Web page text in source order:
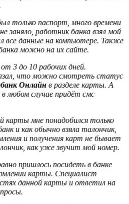
только паспорт, много времени
заняло, работник банка взял мой
все данные на компьютере. Также
можно на их сайте.
3 до 10 рабочих дней.
что можно смотреть статус
Онлайн в разделе карты. А
любом случае придёт смс
карты мне понадобился только
и как обычно взяла талончик,
и получения карт не бывает
как уже звучит мой номер.
пришлось посидеть в банке
карты. Специалист
данной карты и ответил на